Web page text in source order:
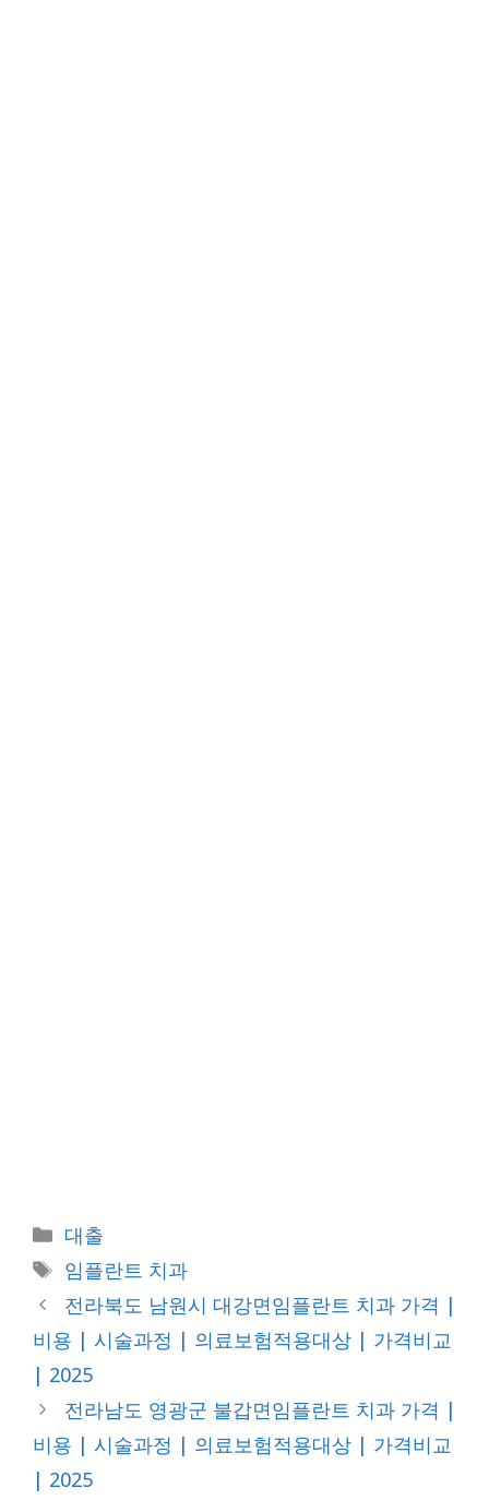
카
테
고
리
대출
태
그
임플란트 치과
전라북도 남원시 대강면임플란트 치과 가격 |
비용 | 시술과정 | 의료보험적용대상 | 가격비교
| 2025
전라남도 영광군 불갑면임플란트 치과 가격 |
비용 | 시술과정 | 의료보험적용대상 | 가격비교
| 2025